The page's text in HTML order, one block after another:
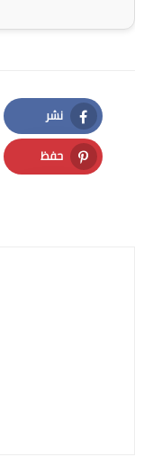
نشر
Facebook
حفظ
Pinterest